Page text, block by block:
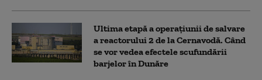
Ultima etapă a operațiunii de salvare
a reactorului 2 de la Cernavodă. Când
se vor vedea efectele scufundării
barjelor în Dunăre